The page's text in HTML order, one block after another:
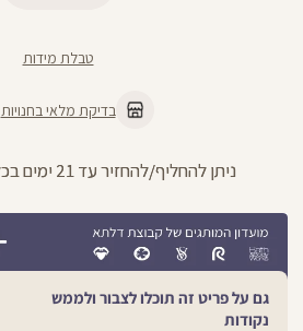
טבלת מידות
בדיקת מלאי בחנויות
ניתן להחליף/להחזיר עד 21 ימים בכל חנויות הרשת >>
גם על פריט זה תוכלו לצבור ולממש
נקודות